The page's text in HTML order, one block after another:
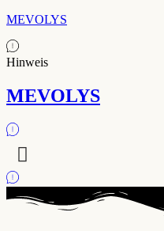
MEVOLYS
Hinweis
MEVOLYS